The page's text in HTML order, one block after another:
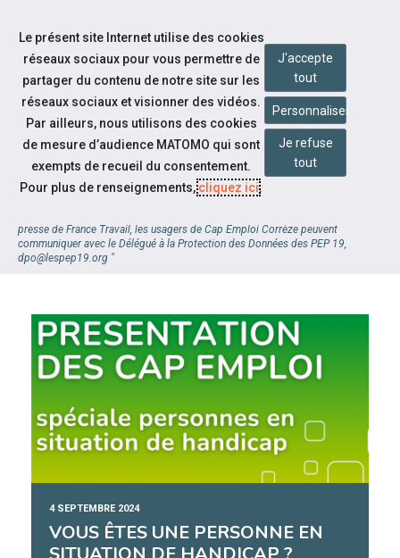
Aller au contenu
presse de France Travail, les usagers de Cap Emploi Corrèze peuvent
communiquer avec le Délégué à la Protection des Données des PEP 19,
dpo@lespep19.org "
À la une
4 SEPTEMBRE 2024
VOUS ÊTES UNE PERSONNE EN
Le présent site Internet utilise des cookies
réseaux sociaux pour vous permettre de
partager du contenu de notre site sur les
réseaux sociaux et visionner des vidéos.
Par ailleurs, nous utilisons des cookies
de mesure d’audience MATOMO qui sont
exempts de recueil du consentement.
Pour plus de renseignements,cliquez ici.
J'accepte
tout
Personnaliser
Je refuse
tout